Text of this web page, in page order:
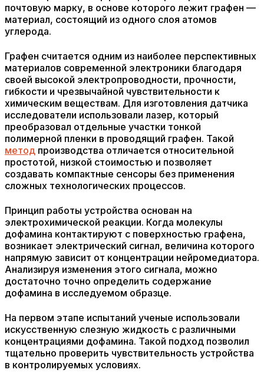
почтовую марку, в основе которого лежит графен —
материал, состоящий из одного слоя атомов
углерода.
Графен считается одним из наиболее перспективных
материалов современной электроники благодаря
своей высокой электропроводности, прочности,
гибкости и чрезвычайной чувствительности к
химическим веществам. Для изготовления датчика
исследователи использовали лазер, который
преобразовал отдельные участки тонкой
полимерной пленки в проводящий графен. Такой
метод производства отличается относительной
простотой, низкой стоимостью и позволяет
создавать компактные сенсоры без применения
сложных технологических процессов.
Принцип работы устройства основан на
электрохимической реакции. Когда молекулы
дофамина контактируют с поверхностью графена,
возникает электрический сигнал, величина которого
напрямую зависит от концентрации нейромедиатора.
Анализируя изменения этого сигнала, можно
достаточно точно определить содержание
дофамина в исследуемом образце.
На первом этапе испытаний ученые использовали
искусственную слезную жидкость с различными
концентрациями дофамина. Такой подход позволил
тщательно проверить чувствительность устройства
в контролируемых условиях.